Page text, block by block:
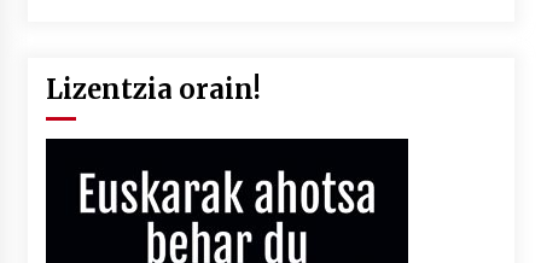
Lizentzia orain!